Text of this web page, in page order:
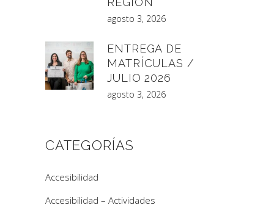
agosto 3, 2026
ENTREGA DE
MATRÍCULAS /
JULIO 2026
agosto 3, 2026
CATEGORÍAS
Accesibilidad
Accesibilidad – Actividades